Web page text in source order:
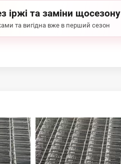
іржі та заміни щосезону
та вигідна вже в перший сезон